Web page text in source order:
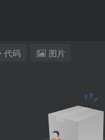
代码 图片